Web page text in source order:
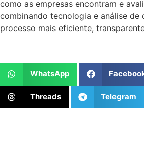
como as empresas encontram e
combinando tecnologia e análise de
processo mais eficiente,
WhatsApp
Threads Telegram